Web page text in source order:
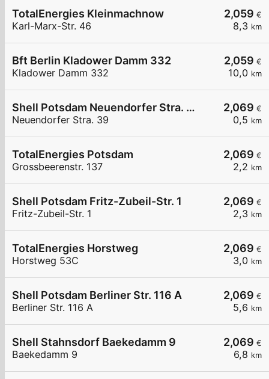
2,059 €
8,3 km
TotalEnergies Kleinmachnow
Karl-Marx-Str. 46
2,059 €
10,0 km
Bft Berlin Kladower Damm 332
Kladower Damm 332
2,069 €
0,5 km
Shell Potsdam Neuendorfer Stra. 39
Neuendorfer Stra. 39
2,069 €
2,2 km
TotalEnergies Potsdam
Grossbeerenstr. 137
2,069 €
2,3 km
Shell Potsdam Fritz-Zubeil-Str. 1
Fritz-Zubeil-Str. 1
2,069 €
3,0 km
TotalEnergies Horstweg
Horstweg 53C
2,069 €
5,6 km
Shell Potsdam Berliner Str. 116 A
Berliner Str. 116 A
2,069 €
6,8 km
Shell Stahnsdorf Baekedamm 9
Baekedamm 9